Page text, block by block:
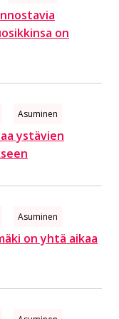
on
Asuminen
ystävien
Asuminen
on yhtä aikaa